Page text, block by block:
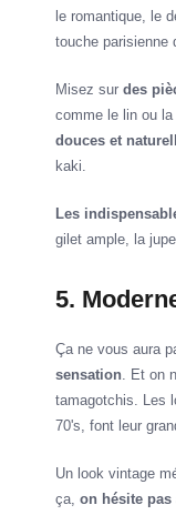
le romantique, le
touche parisienne
Misez sur des
comme le lin ou
douces et
kaki.
Les
gilet ample, la
5.
Ça ne vous aura
sensation. Et on
tamagotchis. Les
70's, font leur
Un look vintage
ça, on hésite